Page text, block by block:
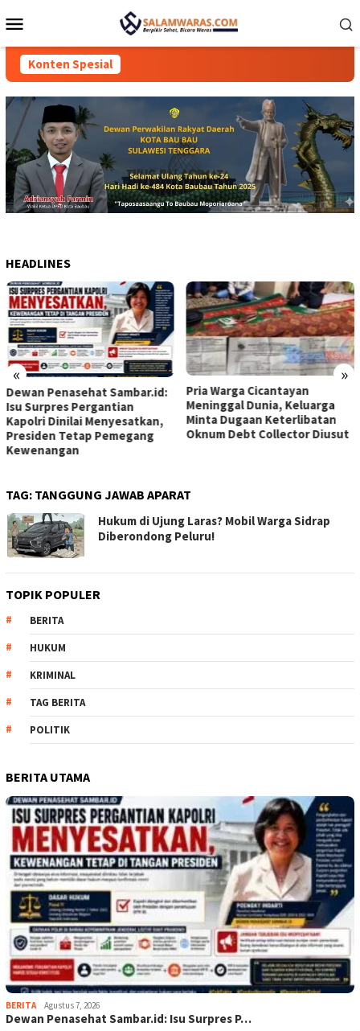
ke
Mobile
Konten Spesial
HEADLINES
« »
Dewan Penasehat Sambar.id:
Isu Surpres Pergantian
Kapolri Dinilai Menyesatkan,
Presiden Tetap Pemegang
Kewenangan
Pria Warga Cicantayan
Meninggal Dunia, Keluarga
Minta Dugaan Keterlibatan
Oknum Debt Collector Diusut
TAG: TANGGUNG JAWAB APARAT
Hukum di Ujung Laras? Mobil Warga Sidrap
Diberondong Peluru!
TOPIK POPULER
BERITA
HUKUM
KRIMINAL
TAG BERITA
POLITIK
BERITA UTAMA
BERITA Agustus 7, 2026
Dewan Penasehat Sambar.id: Isu Surpres P…